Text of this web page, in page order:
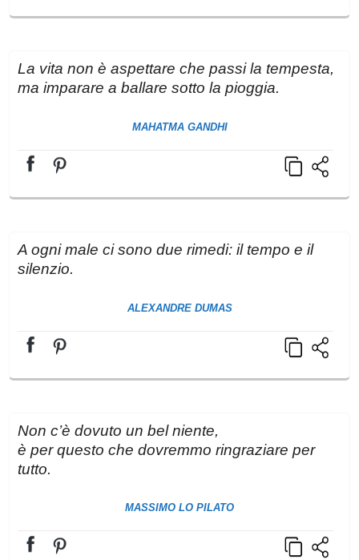
La vita non è aspettare che passi la tempesta,
ma imparare a ballare sotto la pioggia.
MAHATMA GANDHI
A ogni male ci sono due rimedi: il tempo e il
silenzio.
ALEXANDRE DUMAS
Non c’è dovuto un bel niente,
è per questo che dovremmo ringraziare per
tutto.
MASSIMO LO PILATO